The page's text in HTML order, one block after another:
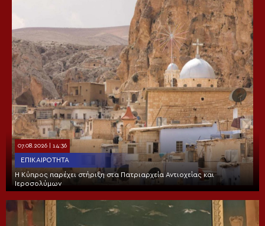
07.08.2026 | 14:36
ΕΠΙΚΑΙΡΌΤΗΤΑ
Η Κύπρος παρέχει στήριξη στα Πατριαρχεία Αντιοχείας και
Ιεροσολύμων